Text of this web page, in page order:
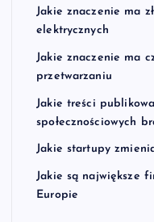
Jakie znaczenie ma
elektrycznych
Jakie znaczenie ma
przetwarzaniu
Jakie treści
społecznościowych
Jakie startupy
Jakie są największe
Europie